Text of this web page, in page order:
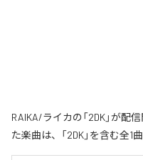
RAIKA/ライカの「2DK」が
た楽曲は、「2DK」を含む全1